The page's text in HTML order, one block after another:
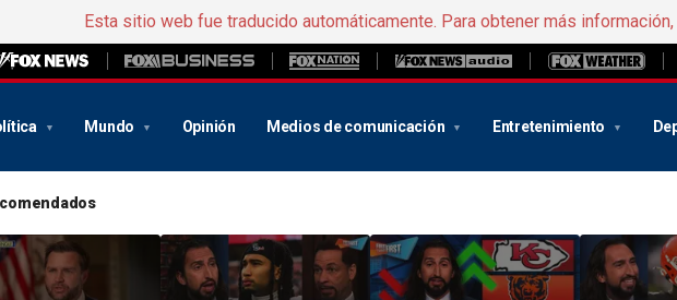
Esta sitio web fue traducido automáticamente. Para obtener más información,
Mundo Opinión Medios de comunicación Entretenimiento